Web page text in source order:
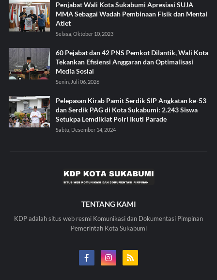
Penjabat Wali Kota Sukabumi Apresiasi SUJA
MMA Sebagai Wadah Pembinaan Fisik dan Mental
Atlet
Selasa, Oktober 10, 2023
60 Pejabat dan 42 PNS Pemkot Dilantik, Wali Kota
Tekankan Efisiensi Anggaran dan Optimalisasi
Media Sosial
Senin, Juli 06, 2026
Pelepasan Kirab Pamit Serdik SIP Angkatan ke-53
dan Serdik PAG di Kota Sukabumi: 2.243 Siswa
Setukpa Lemdiklat Polri Ikuti Parade
Sabtu, Desember 14, 2024
TENTANG KAMI
KDP adalah situs web resmi Komunikasi dan Dokumentasi Pimpinan
Pemerintah Kota Sukabumi